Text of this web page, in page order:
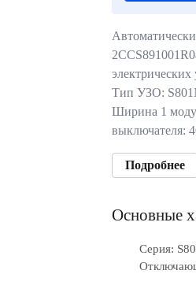
Тип УЗО:
Ширина 1
выключателя:
Подробнее
Основные
Серия: